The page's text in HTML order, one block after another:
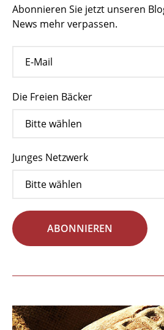
Abonnieren Sie jetzt unseren
News mehr verpassen.
Die Freien Bäcker
Junges Netzwerk
ABONNIEREN